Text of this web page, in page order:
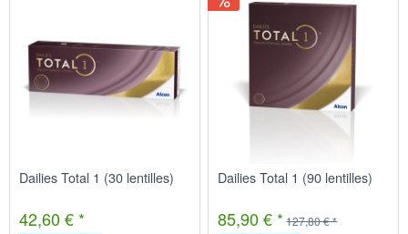
Dailies Total 1 (30 lentilles)
42,60 € *
Dailies Total 1 (90 lentilles)
85,90 € * 127,80 € *